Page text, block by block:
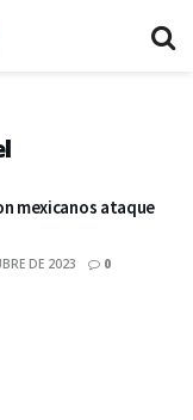
mexicanos ataque
DE 2023 0